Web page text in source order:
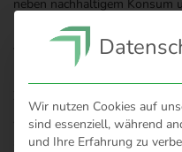
neben nachhaltigem Konsum
Bewirtschaftung natürliche
Maßnahmen gegen den
Entwicklungserfolge
Aufgabeden Planetenfür
schützenund ihnenein gutes
Wir nutzen Cookies auf
sind essenziell, während
und Ihre Erfahrung zu